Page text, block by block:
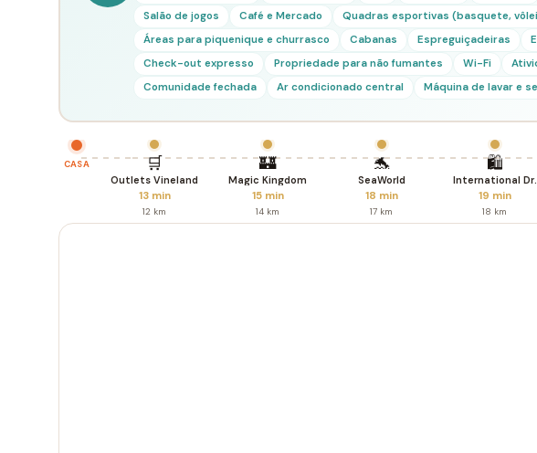
Salão de jogos
Café e Mercado Quadras esportivas (basquete,
Áreas para piquenique e churrasco
Cabanas Espreguiçadeiras
Check-out expresso
Propriedade para não fumantes Wi-Fi
Comunidade fechada
Ar condicionado central Máquina de lavar e
CASA 🛒
Outlets Vineland
13 min
12 km
🏰
Magic Kingdom
15 min
14 km
🐬
SeaWorld
18 min
17 km
🛍️
International Dr.
19 min
18 km